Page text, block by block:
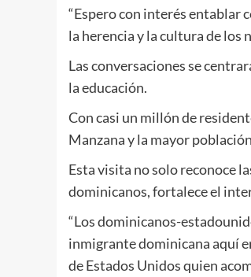
“Espero con interés entablar
la herencia y la cultura de los
Las conversaciones se
la educación.
Con casi un millón de
Manzana y la mayor
Esta visita no solo reconoce
dominicanos, fortalece el
“Los dominicanos-
inmigrante dominicana aquí
de Estados Unidos quien